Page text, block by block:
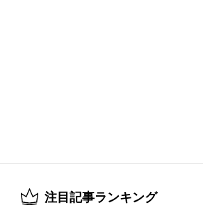
注目記事ランキング